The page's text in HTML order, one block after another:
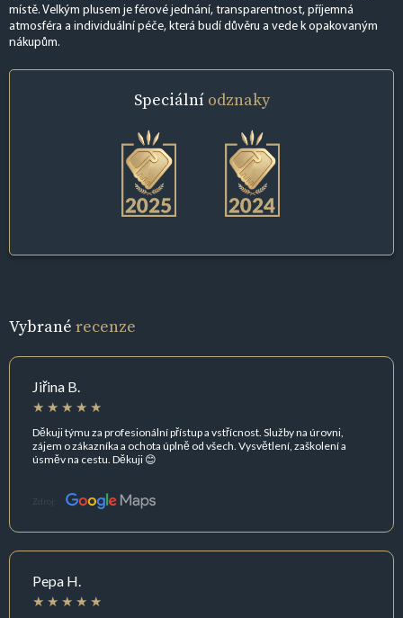
místě. Velkým plusem je férové jednání, transparentnost, příjemná
atmosféra a individuální péče, která budí důvěru a vede k opakovaným
nákupům.
Speciální odznaky
Vybrané recenze
Jiřina B.
Děkuji týmu za profesionální přístup a vstřícnost. Služby na úrovni,
zájem o zákazníka a ochota úplně od všech. Vysvětlení, zaškolení a
úsměv na cestu. Děkuji 😊
Zdroj:
Pepa H.